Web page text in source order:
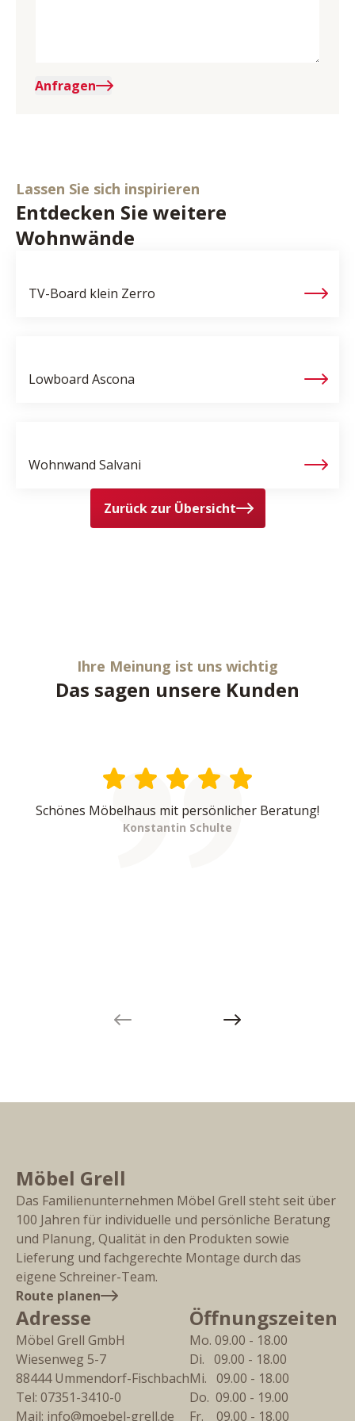
Anfragen
Lassen Sie sich inspirieren
Entdecken Sie weitere
Wohnwände
TV-Board klein Zerro
Lowboard Ascona
Wohnwand Salvani
Zurück zur Übersicht
Ihre Meinung ist uns wichtig
Das sagen unsere Kunden
Schönes Möbelhaus mit persönlicher Beratung!
Konstantin Schulte
Next slide
Möbel Grell
Das Familienunternehmen Möbel Grell steht seit über
100 Jahren für individuelle und persönliche Beratung
und Planung, Qualität in den Produkten sowie
Lieferung und fachgerechte Montage durch das
eigene Schreiner-Team.
Route planen
Adresse
Möbel Grell GmbH
Wiesenweg 5-7
88444 Ummendorf-Fischbach
Tel: 07351-3410-0
Mail: info@moebel-grell.de
Öffnungszeiten
Mo. 09.00 - 18.00
Di.   09.00 - 18.00
Mi.   09.00 - 18.00
Do.  09.00 - 19.00
Fr.    09.00 - 18.00